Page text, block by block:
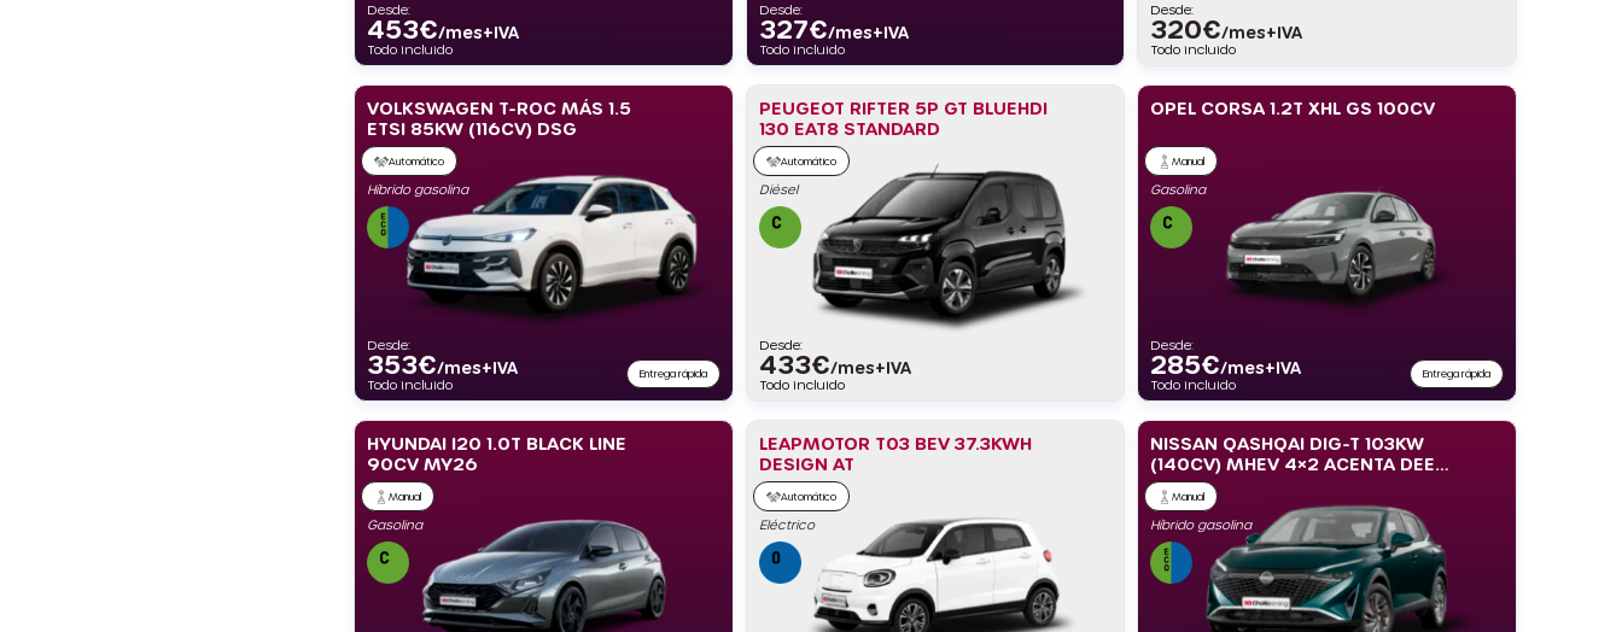
Desde:
453€/mes+IVA
Todo incluido
Desde:
327€/mes+IVA
Todo incluido
Desde:
320€/mes+IVA
Todo incluido
VOLKSWAGEN T-ROC MÁS 1.5
ETSI 85KW (116CV) DSG
Automático
Híbrido gasolina
Desde:
353€/mes+IVA
Todo incluido
Entrega rápida
PEUGEOT RIFTER 5P GT BLUEHDI
130 EAT8 STANDARD
Automático
Diésel
Desde:
433€/mes+IVA
Todo incluido
OPEL CORSA 1.2T XHL GS 100CV
Manual
Gasolina
Desde:
285€/mes+IVA
Todo incluido
Entrega rápida
HYUNDAI I20 1.0T BLACK LINE
90CV MY26
Manual
Gasolina
LEAPMOTOR T03 BEV 37.3KWH
DESIGN AT
Automático
Eléctrico
NISSAN QASHQAI DIG-T 103KW
(140CV) MHEV 4×2 ACENTA DEEP
BLUE OCEAN
Manual
Híbrido gasolina